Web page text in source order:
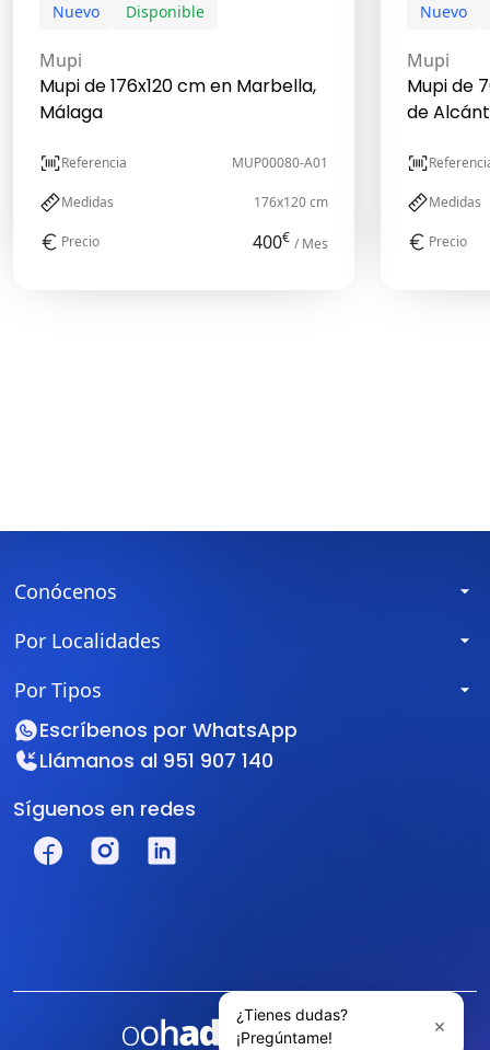
Nuevo Disponible
Mupi
Mupi de 176x120 cm en Marbella,
Málaga
Referencia MUP00080-A01
Medidas 176x120 cm
Precio 400€ / Mes
Nuevo
Mupi
Mupi de
de
Medidas
Precio
Conócenos
Por Localidades
Por Tipos
Escríbenos por WhatsApp
Llámanos al 951 907 140
Síguenos en redes